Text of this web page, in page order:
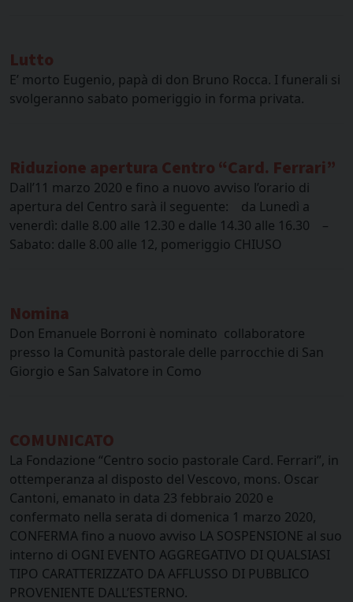
Lutto
E’ morto Eugenio, papà di don Bruno Rocca. I funerali si
svolgeranno sabato pomeriggio in forma privata.
Riduzione apertura Centro “Card. Ferrari”
Dall’11 marzo 2020 e fino a nuovo avviso l’orario di
apertura del Centro sarà il seguente: da Lunedì a
venerdì: dalle 8.00 alle 12.30 e dalle 14.30 alle 16.30 –
Sabato: dalle 8.00 alle 12, pomeriggio CHIUSO
Nomina
Don Emanuele Borroni è nominato collaboratore
presso la Comunità pastorale delle parrocchie di San
Giorgio e San Salvatore in Como
COMUNICATO
La Fondazione “Centro socio pastorale Card. Ferrari”, in
ottemperanza al disposto del Vescovo, mons. Oscar
Cantoni, emanato in data 23 febbraio 2020 e
confermato nella serata di domenica 1 marzo 2020,
CONFERMA fino a nuovo avviso LA SOSPENSIONE al suo
interno di OGNI EVENTO AGGREGATIVO DI QUALSIASI
TIPO CARATTERIZZATO DA AFFLUSSO DI PUBBLICO
PROVENIENTE DALL’ESTERNO.